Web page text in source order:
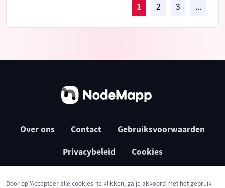
1 2 3 ...
Over ons Contact Gebruiksvoorwaarden
Privacybeleid Cookies
Door op 'Accepteer alle cookies' te klikken, ga je akkoord met het gebruik